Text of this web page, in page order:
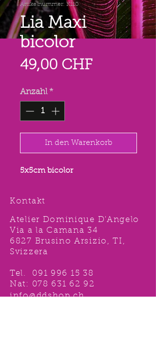
Artikelnummer: K110
Lia Maxi
bicolor
49,00 CHFPreis
Anzahl *
In den Warenkorb
5x5cm bicolor
Kontakt
Atelier Dominique D'Angelo
Via a la Camana 34
6827 Brusino Arsizio, TI,
Svizzera
Tel. 091 996 15 38
Nat: 078 631 62 92
info@ddshop.ch